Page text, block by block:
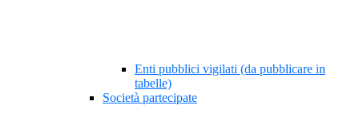
Enti pubblici vigilati (da pubblicare in
tabelle)
Società partecipate